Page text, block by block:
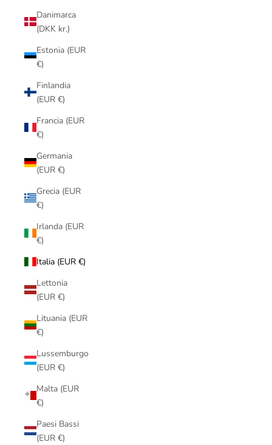
Danimarca
(DKK kr.)
Estonia (EUR
€)
Finlandia
(EUR €)
Francia (EUR
€)
Germania
(EUR €)
Grecia (EUR
€)
Irlanda (EUR
€)
Italia (EUR €)
Lettonia
(EUR €)
Lituania (EUR
€)
Lussemburgo
(EUR €)
Malta (EUR
€)
Paesi Bassi
(EUR €)